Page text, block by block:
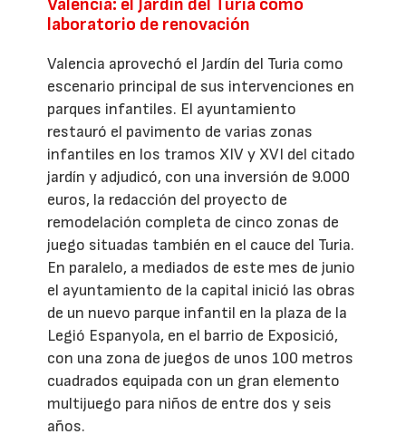
Valencia: el Jardín del Turia como
laboratorio de renovación
Valencia aprovechó el Jardín del Turia como
escenario principal de sus intervenciones en
parques infantiles. El ayuntamiento
restauró el pavimento de varias zonas
infantiles en los tramos XIV y XVI del citado
jardín y adjudicó, con una inversión de 9.000
euros, la redacción del proyecto de
remodelación completa de cinco zonas de
juego situadas también en el cauce del Turia.
En paralelo, a mediados de este mes de junio
el ayuntamiento de la capital inició las obras
de un nuevo parque infantil en la plaza de la
Legió Espanyola, en el barrio de Exposició,
con una zona de juegos de unos 100 metros
cuadrados equipada con un gran elemento
multijuego para niños de entre dos y seis
años.